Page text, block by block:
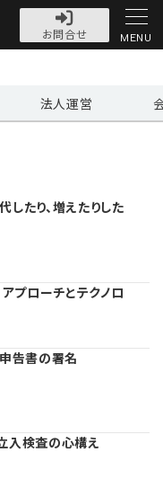
公益・一般法人オ
お問合せ
MENU
法人運営
たり、増えたりした
アプローチとテクノロ
告書の署名
入検査の心構え